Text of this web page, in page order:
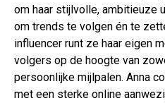
om haar stijlvolle, ambitieuze
om trends te volgen én te
influencer runt ze haar eigen
volgers op de hoogte van
persoonlijke mijlpalen. Anna
met een sterke online